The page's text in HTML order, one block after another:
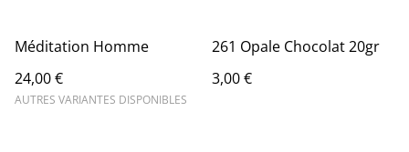
Méditation Homme
24,00 €
AUTRES VARIANTES DISPONIBLES
261 Opale Chocolat 20gr
3,00 €